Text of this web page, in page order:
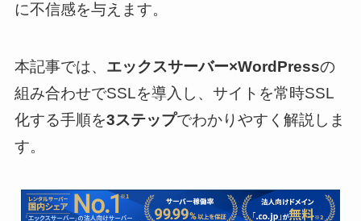
に不信感を与えます。
本記事では、 エックスサーバー×WordPressの
組み合わせでSSLを導入し、サイトを常時SSL
化する手順を3ステップでわかりやすく解説しま
す。